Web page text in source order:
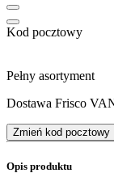
Kod pocztowy
Pełny asortyment
Dostawa Frisco
Zmień kod pocztowy
Opis produktu